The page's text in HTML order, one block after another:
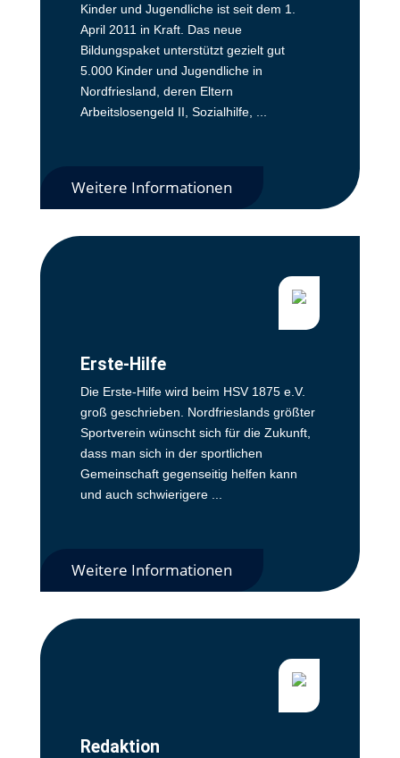
Kinder und Jugendliche ist seit dem 1.
April 2011 in Kraft. Das neue
Bildungspaket unterstützt gezielt gut
5.000 Kinder und Jugendliche in
Nordfriesland, deren Eltern
Arbeitslosengeld II, Sozialhilfe, ...
Weitere Informationen
Erste-Hilfe
Die Erste-Hilfe wird beim HSV 1875 e.V.
groß geschrieben. Nordfrieslands größter
Sportverein wünscht sich für die Zukunft,
dass man sich in der sportlichen
Gemeinschaft gegenseitig helfen kann
und auch schwierigere ...
Weitere Informationen
Redaktion